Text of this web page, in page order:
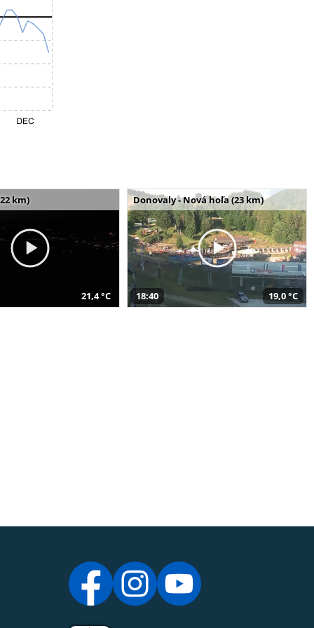
km)
21,4 °C
Donovaly - Nová hoľa (23 km)
18:40 19,0 °C